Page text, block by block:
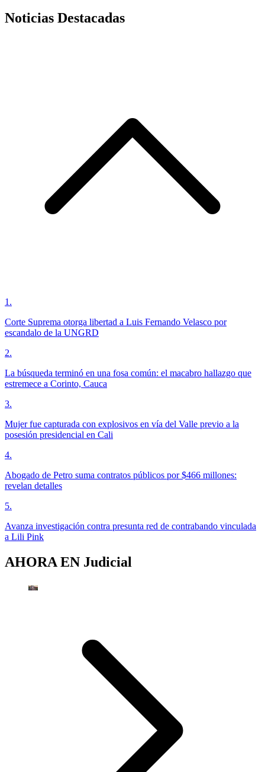
Noticias Destacadas
1 .
Corte Suprema otorga libertad a Luis Fernando Velasco por
escandalo de la UNGRD
2.
La búsqueda terminó en una fosa común: el macabro hallazgo que
estremece a Corinto, Cauca
3.
Mujer fue capturada con explosivos en vía del Valle previo a la
posesión presidencial en Cali
4.
Abogado de Petro suma contratos públicos por $466 millones:
revelan detalles
5.
Avanza investigación contra presunta red de contrabando vinculada
a Lili Pink
AHORA EN Judicial